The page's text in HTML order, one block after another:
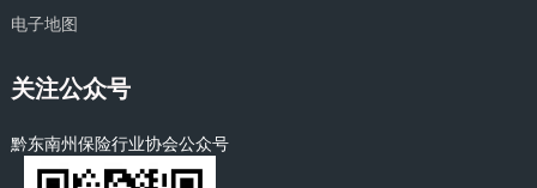
电子地图
关注公众号
黔东南州保险行业协会公众号